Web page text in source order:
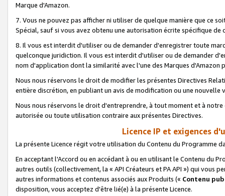
Marque d'Amazon.
7. Vous ne pouvez pas afficher ni utiliser de quelque manière que ce
Spécial, sauf si vous avez obtenu une autorisation écrite spécifique de
8. Il vous est interdit d'utiliser ou de demander d'enregistrer toute
quelconque juridiction. Il vous est interdit d'utiliser ou de demander
nom d'application dont la similarité avec l'une des Marques
Nous nous réservons le droit de modifier les présentes Directives
entière discrétion, en publiant un avis de modification ou une nouvelle
Nous nous réservons le droit d'entreprendre, à tout moment et à
autorisée ou toute utilisation contraire aux présentes Directives.
Licence IP et exigences
La présente Licence régit votre utilisation du Contenu du Programme
En acceptant l'Accord ou en accédant à ou en utilisant le Contenu du
autres outils (collectivement, la « API Créateurs et PA API ») qui vous
autres informations et contenus associés aux Produits (« Contenu
disposition, vous acceptez d'être lié(e) à la présente Licence.